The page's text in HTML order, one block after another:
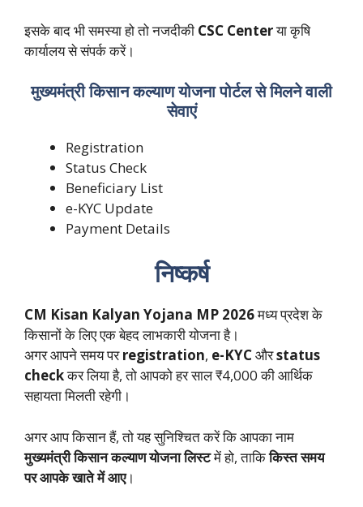
इसके बाद भी समस्या हो तो नजदीकी CSC Centerया कृषि
कार्यालय से संपर्क करें।
मुख्यमंत्री किसान कल्याण योजना पोर्टल से मिलने वाली
सेवाएं
Registration
Status Check
Beneficiary List
e-KYC Update
Payment Details
निष्कर्ष
CM Kisan Kalyan Yojana MP 2026मध्य प्रदेश के
किसानों के लिए एक बेहद लाभकारी योजना है।
अगर आपने समय परregistration, e-KYCऔरstatus
checkकर लिया है, तो आपको हर साल ₹4,000 की आर्थिक
सहायता मिलती रहेगी।
अगर आप किसान हैं, तो यह सुनिश्चित करें कि आपका नाम
मुख्यमंत्री किसान कल्याण योजना लिस्टमें हो, ताकिकिस्त समय
पर आपके खाते में आए।